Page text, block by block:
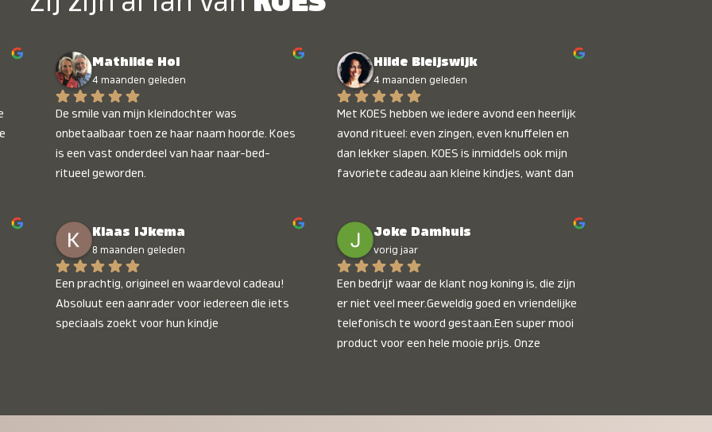
Mathilde Hol
4 maanden geleden
De smile van mijn kleindochter was
onbetaalbaar toen ze haar naam hoorde. Koes
is een vast onderdeel van haar naar-bed-
ritueel geworden.
Hilde Bleijswijk
4 maanden geleden
Met KOES hebben we iedere avond een heerlijk
avond ritueel: even zingen, even knuffelen en
dan lekker slapen. KOES is inmiddels ook mijn
favoriete cadeau aan kleine kindjes, want dan
onbetaalbaar :)
Klaas IJkema
8 maanden geleden
Een prachtig, origineel en waardevol cadeau!
Absoluut een aanrader voor iedereen die iets
speciaals zoekt voor hun kindje
Joke Damhuis
vorig jaar
Een bedrijf waar de klant nog koning is, die zijn
er niet veel meer.Geweldig goed en vriendelijke
telefonisch te woord gestaan.Een super mooi
product voor een hele mooie prijs. Onze